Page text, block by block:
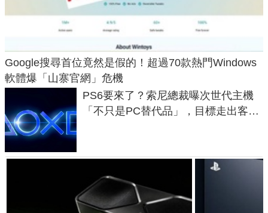
Google搜尋首位竟然是假的！超過70款熱門Windows
軟體爆「山寨官網」危機
PS6要來了？索尼總裁曝次世代主機
「不只是PC替代品」，目標走出客